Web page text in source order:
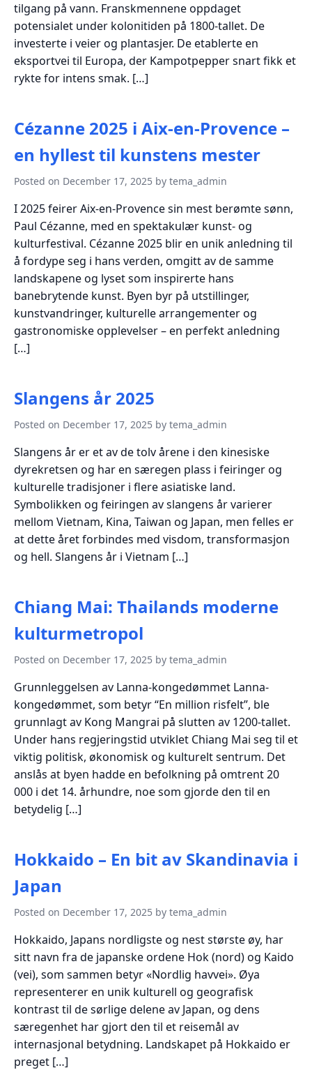
tilgang på vann. Franskmennene oppdaget
potensialet under kolonitiden på 1800-tallet. De
investerte i veier og plantasjer. De etablerte en
eksportvei til Europa, der Kampotpepper snart fikk et
rykte for intens smak. […]
Cézanne 2025 i Aix-en-Provence –
en hyllest til kunstens mester
Posted on December 17, 2025 by tema_admin
I 2025 feirer Aix-en-Provence sin mest berømte sønn,
Paul Cézanne, med en spektakulær kunst- og
kulturfestival. Cézanne 2025 blir en unik anledning til
å fordype seg i hans verden, omgitt av de samme
landskapene og lyset som inspirerte hans
banebrytende kunst. Byen byr på utstillinger,
kunstvandringer, kulturelle arrangementer og
gastronomiske opplevelser – en perfekt anledning
[…]
Slangens år 2025
Posted on December 17, 2025 by tema_admin
Slangens år er et av de tolv årene i den kinesiske
dyrekretsen og har en særegen plass i feiringer og
kulturelle tradisjoner i flere asiatiske land.
Symbolikken og feiringen av slangens år varierer
mellom Vietnam, Kina, Taiwan og Japan, men felles er
at dette året forbindes med visdom, transformasjon
og hell. Slangens år i Vietnam […]
Chiang Mai: Thailands moderne
kulturmetropol
Posted on December 17, 2025 by tema_admin
Grunnleggelsen av Lanna-kongedømmet Lanna-
kongedømmet, som betyr “En million risfelt”, ble
grunnlagt av Kong Mangrai på slutten av 1200-tallet.
Under hans regjeringstid utviklet Chiang Mai seg til et
viktig politisk, økonomisk og kulturelt sentrum. Det
anslås at byen hadde en befolkning på omtrent 20
000 i det 14. århundre, noe som gjorde den til en
betydelig […]
Hokkaido – En bit av Skandinavia i
Japan
Posted on December 17, 2025 by tema_admin
Hokkaido, Japans nordligste og nest største øy, har
sitt navn fra de japanske ordene Hok (nord) og Kaido
(vei), som sammen betyr «Nordlig havvei». Øya
representerer en unik kulturell og geografisk
kontrast til de sørlige delene av Japan, og dens
særegenhet har gjort den til et reisemål av
internasjonal betydning. Landskapet på Hokkaido er
preget […]